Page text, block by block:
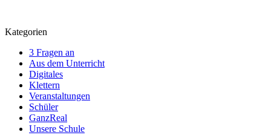
Kategorien
3 Fragen an
Aus dem Unterricht
Digitales
Klettern
Veranstaltungen
Schüler
GanzReal
Unsere Schule